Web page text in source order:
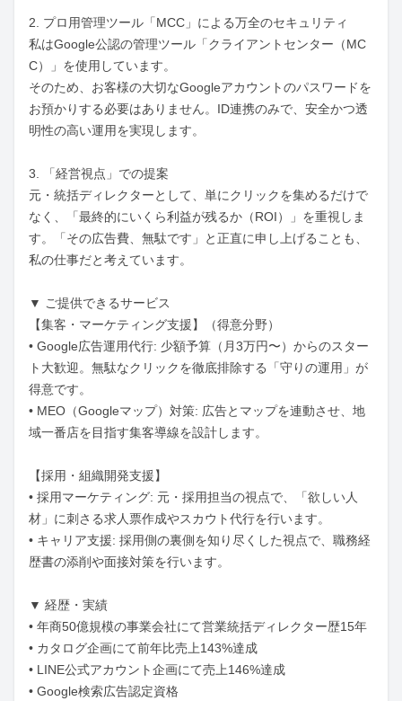
2. プロ用管理ツール「MCC」による万全のセキュリティ
私はGoogle公認の管理ツール「クライアントセンター（MC
C）」を使用しています。
そのため、お客様の大切なGoogleアカウントのパスワードを
お預かりする必要はありません。ID連携のみで、安全かつ透
明性の高い運用を実現します。
3. 「経営視点」での提案
元・統括ディレクターとして、単にクリックを集めるだけで
なく、「最終的にいくら利益が残るか（ROI）」を重視しま
す。「その広告費、無駄です」と正直に申し上げることも、
私の仕事だと考えています。
▼ ご提供できるサービス
【集客・マーケティング支援】（得意分野）
• Google広告運用代行: 少額予算（月3万円〜）からのスター
ト大歓迎。無駄なクリックを徹底排除する「守りの運用」が
得意です。
• MEO（Googleマップ）対策: 広告とマップを連動させ、地
域一番店を目指す集客導線を設計します。
【採用・組織開発支援】
• 採用マーケティング: 元・採用担当の視点で、「欲しい人
材」に刺さる求人票作成やスカウト代行を行います。
• キャリア支援: 採用側の裏側を知り尽くした視点で、職務経
歴書の添削や面接対策を行います。
▼ 経歴・実績
• 年商50億規模の事業会社にて営業統括ディレクター歴15年
• カタログ企画にて前年比売上143%達成
• LINE公式アカウント企画にて売上146%達成
• Google検索広告認定資格